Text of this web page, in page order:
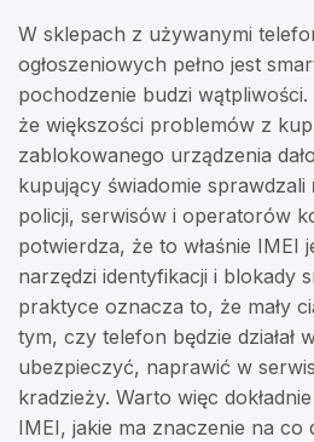
W sklepach z używanymi
ogłoszeniowych pełno jest
pochodzenie budzi wątpliwości.
że większości problemów z
zablokowanego urządzenia
kupujący świadomie sprawdzali
policji, serwisów i operatorów
potwierdza, że to właśnie IMEI
narzędzi identyfikacji i blokady
praktyce oznacza to, że mały
tym, czy telefon będzie działał
ubezpieczyć, naprawić w
kradzieży. Warto więc
IMEI, jakie ma znaczenie na co